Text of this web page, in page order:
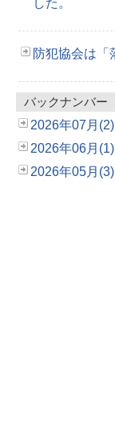
した。
防犯協会は「
バックナンバー
2026年07月(2)
2026年06月(1)
2026年05月(3)